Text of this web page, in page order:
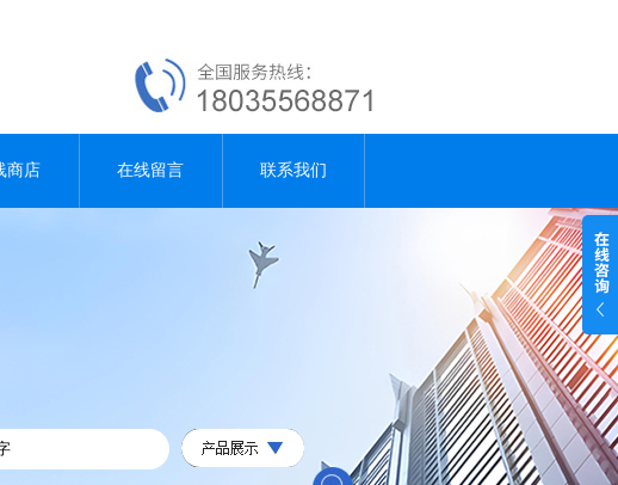
商店 在线留言 联系我们